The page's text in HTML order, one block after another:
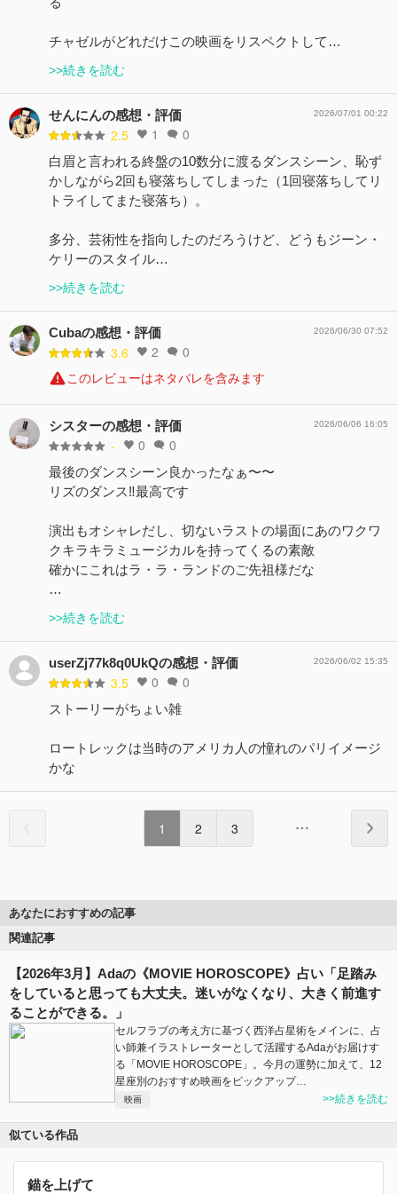
チャゼルがどれだけこの映画をリスペクトして…
>>続きを読む
せんにんの感想・評価
2.5 1 0
2026/07/01 00:22
白眉と言われる終盤の10数分に渡るダンスシーン、恥ず
かしながら2回も寝落ちしてしまった（1回寝落ちしてリ
トライしてまた寝落ち）。
多分、芸術性を指向したのだろうけど、どうもジーン・
ケリーのスタイル…
>>続きを読む
Cubaの感想・評価
3.6 2 0
2026/06/30 07:52
このレビューはネタバレを含みます
シスターの感想・評価
- 0 0
2026/06/06 16:05
最後のダンスシーン良かったなぁ〜〜
リズのダンス‼️最高です
演出もオシャレだし、切ないラストの場面にあのワクワ
クキラキラミュージカルを持ってくるの素敵
確かにこれはラ・ラ・ランドのご先祖様だな
…
>>続きを読む
userZj77k8q0UkQの感想・評価
3.5 0 0
2026/06/02 15:35
ストーリーがちょい雑
ロートレックは当時のアメリカ人の憧れのパリイメージ
かな
1 2 3
あなたにおすすめの記事
関連記事
【2026年3月】Adaの《MOVIE HOROSCOPE》占い「足踏み
をしていると思っても大丈夫。迷いがなくなり、大きく前進す
ることができる。」
セルフラブの考え方に基づく西洋占星術をメインに、占
い師兼イラストレーターとして活躍するAdaがお届けす
る「MOVIE HOROSCOPE」。今月の運勢に加えて、12
星座別のおすすめ映画をピックアップ…
映画 >>続きを読む
似ている作品
錨を上げて